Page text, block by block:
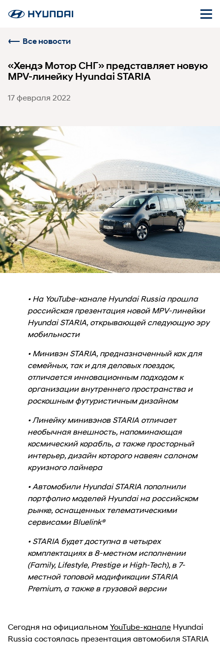
Все новости
«Хендэ Мотор СНГ» представляет новую
MPV-линейку Hyundai STARIA
17 февраля 2022
• На YouTube-канале Hyundai Russia прошла
российская презентация новой MPV-линейки
Hyundai STARIA, открывающей следующую эру
мобильности
• Минивэн STARIA, предназначенный как для
семейных, так и для деловых поездок,
отличается инновационным подходом к
организации внутреннего пространства и
роскошным футуристичным дизайном
• Линейку минивэнов STARIA отличает
необычная внешность, напоминающая
космический корабль, а также просторный
интерьер, дизайн которого навеян салоном
круизного лайнера
• Автомобили Hyundai STARIA пополнили
портфолио моделей Hyundai на российском
рынке, оснащенных телематическими
сервисами Bluelink®
• STARIA будет доступна в четырех
комплектациях в 8-местном исполнении
(Family, Lifestyle, Prestige и High-Tech), в 7-
местной топовой модификации STARIA
Premium, а также в грузовой версии
Сегодня на официальном YouTube-канале Hyundai
Russia состоялась презентация автомобиля STARIA